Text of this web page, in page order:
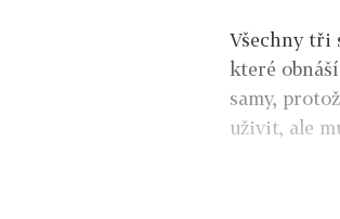
Všechny tři
které
samy,
uživit, ale